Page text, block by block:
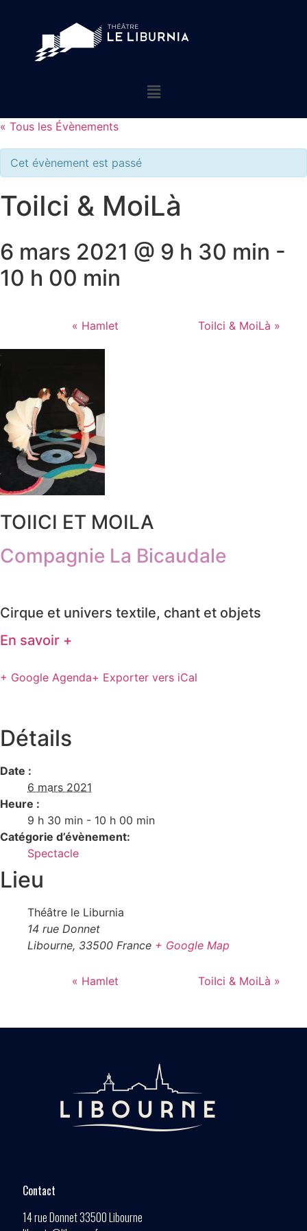
« Tous les Évènements
Cet évènement est passé
ToiIci & MoiLà
6 mars 2021 @ 9 h 30 min -
10 h 00 min
« Hamlet ToiIci & MoiLà »
TOIICI ET MOILA
Compagnie La Bicaudale
Cirque et univers textile, chant et objets
En savoir +
+ Google Agenda+ Exporter vers iCal
Détails
Date :
6 mars 2021
Heure :
9 h 30 min - 10 h 00 min
Catégorie d’évènement:
Spectacle
Lieu
Théâtre le Liburnia
14 rue Donnet
Libourne, 33500 France + Google Map
« Hamlet ToiIci & MoiLà »
Contact
14 rue Donnet 33500 Libourne